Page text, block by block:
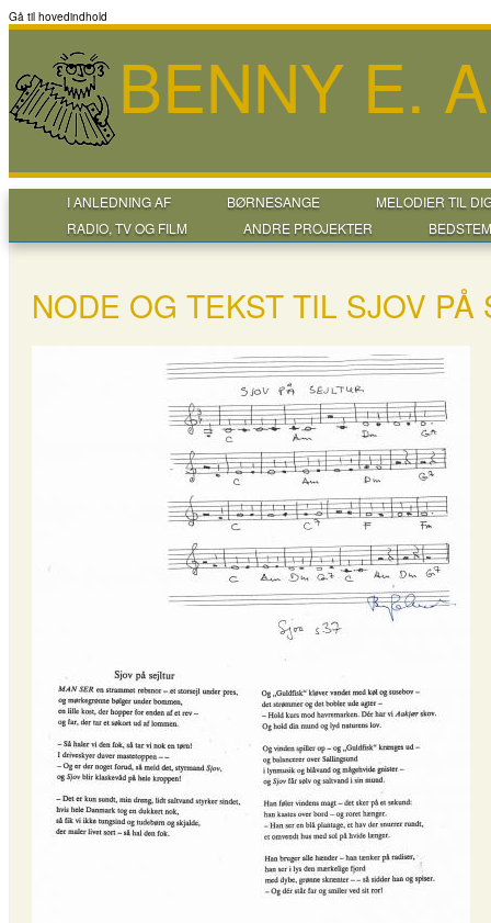
Gå til hovedindhold
BENNY E.
I ANLEDNING AF BØRNESANGE
MELODIER TIL
RADIO, TV OG FILM
ANDRE PROJEKTER
NODE OG TEKST TIL SJOV PÅ